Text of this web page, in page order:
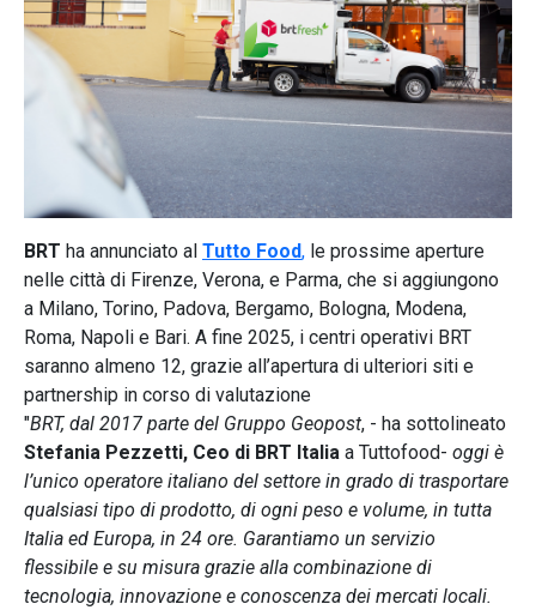
BRT ha annunciato al Tutto Food, le prossime aperture
nelle città di Firenze, Verona, e Parma, che si aggiungono
a Milano, Torino, Padova, Bergamo, Bologna, Modena,
Roma, Napoli e Bari. A fine 2025, i centri operativi BRT
saranno almeno 12, grazie all’apertura di ulteriori siti e
partnership in corso di valutazione
"BRT, dal 2017 parte del Gruppo Geopost, - ha sottolineato
Stefania Pezzetti, Ceo di BRT Italia a Tuttofood- oggi è
l’unico operatore italiano del settore in grado di trasportare
qualsiasi tipo di prodotto, di ogni peso e volume, in tutta
Italia ed Europa, in 24 ore. Garantiamo un servizio
flessibile e su misura grazie alla combinazione di
tecnologia, innovazione e conoscenza dei mercati locali.